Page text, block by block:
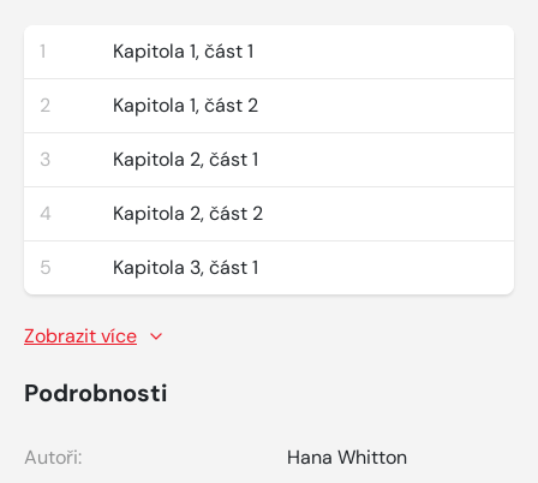
1 Kapitola 1, část 1
2 Kapitola 1, část 2
3 Kapitola 2, část 1
4 Kapitola 2, část 2
5 Kapitola 3, část 1
Zobrazit více
Podrobnosti
Autoři:
Hana Whitton